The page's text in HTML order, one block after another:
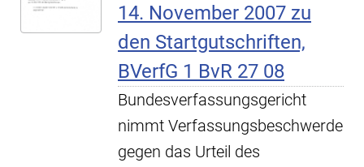
14. November 2007 zu
den Startgutschriften,
BVerfG 1 BvR 27 08
Bundesverfassungsgericht
nimmt Verfassungsbeschwerde
gegen das Urteil des